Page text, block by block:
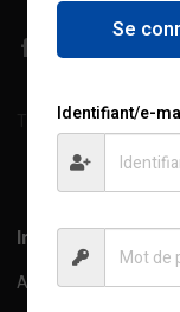
Treichville, Rue de
Afficher sur la carte
Information
A propos de nous
Se
Identifiant/e-